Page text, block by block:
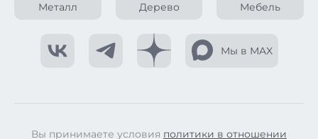
Металл Дерево Мебель
Мы в MAX
Вы принимаете условия политики в отношении